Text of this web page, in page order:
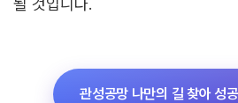
관성공망 나만의 길 찾아 성